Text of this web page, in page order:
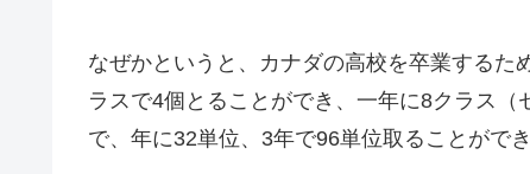
なぜかというと、カナダの高校を卒業するた
ラスで4個とることができ、一年に8クラス
で、年に32単位、3年で96単位取ることができ